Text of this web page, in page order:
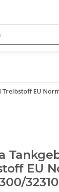
EU
EU